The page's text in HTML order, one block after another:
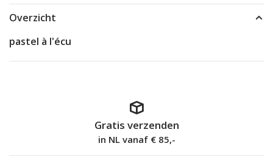
Overzicht
pastel à l'écu
Gratis verzenden
in NL vanaf € 85,-